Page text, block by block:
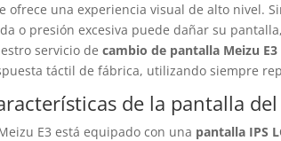
ofrece una experiencia visual de alto nivel.
o presión excesiva puede dañar su
servicio decambio de pantalla Meizu E3
táctil de fábrica, utilizando siempre
de la pantalla
E3 está equipado con una pantalla IPS